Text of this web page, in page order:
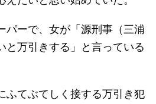
パーで、女が「源刑事（三浦
と万引きする」と言っている
ふてぶてしく接する万引き犯